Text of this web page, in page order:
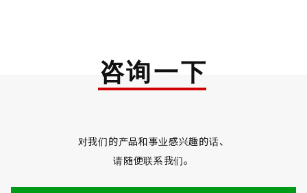
咨询一下
对我们的产品和事业感兴趣的话、
请随便联系我们。